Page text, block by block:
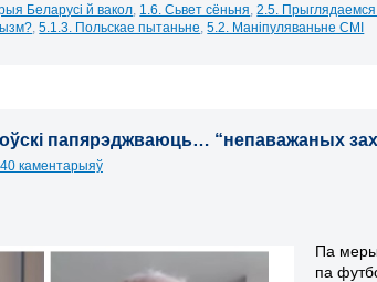
Беларусі й вакол 1.6. Сьвет сёньня ,2.5.
,5.1.3. Польскае пытаньне ,5.2. Маніпуляваньне СМІ
папярэджваюць… “непаважаных
40 каментарыяў
Па меры
па